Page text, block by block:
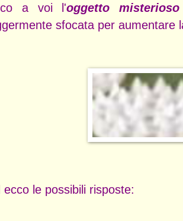
a voi l'oggetto misterioso
sfocata per aumentare
ecco le possibili risposte: